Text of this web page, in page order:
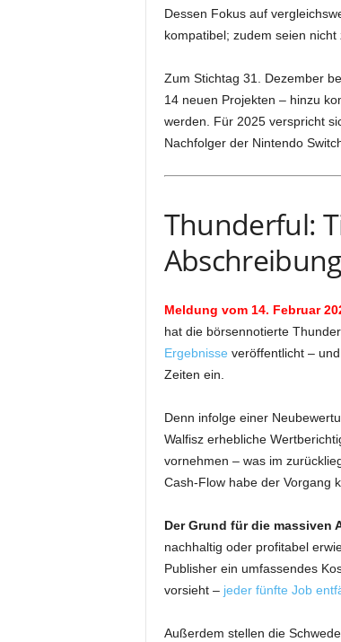
Dessen Fokus auf
kompatibel; zudem seien
Zum Stichtag 31. Dezember
14 neuen Projekten – hinzu
werden. Für 2025 verspricht
Nachfolger der Nintendo
Thunderful:
Meldung vom 14. Februar
hat die börsennotierte
Ergebnisse veröffentlicht –
Zeiten ein.
Denn infolge einer
Walfisz erhebliche
vornehmen – was im
Cash-Flow habe der Vorgang
Der Grund für die massiven
nachhaltig oder profitabel
Publisher ein umfassendes
vorsieht – jeder fünfte Job
Außerdem stellen die